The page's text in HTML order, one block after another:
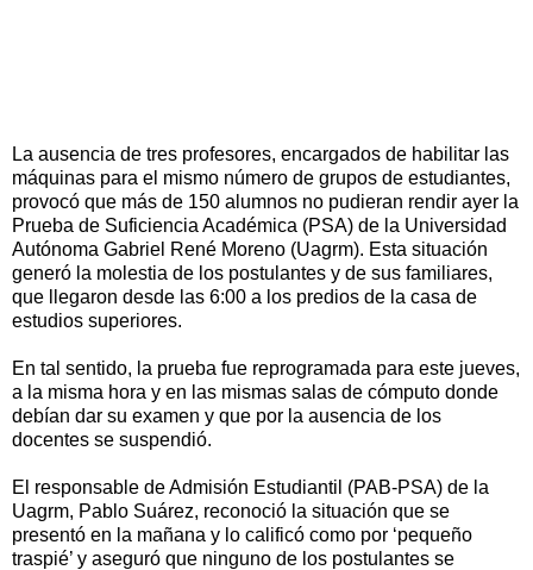
La ausencia de tres profesores, encargados de habilitar las
máquinas para el mismo número de grupos de estudiantes,
provocó que más de 150 alumnos no pudieran rendir ayer la
Prueba de Suficiencia Académica (PSA) de la Universidad
Autónoma Gabriel René Moreno (Uagrm). Esta situación
generó la molestia de los postulantes y de sus familiares,
que llegaron desde las 6:00 a los predios de la casa de
estudios superiores.
En tal sentido, la prueba fue reprogramada para este jueves,
a la misma hora y en las mismas salas de cómputo donde
debían dar su examen y que por la ausencia de los
docentes se suspendió.
El responsable de Admisión Estudiantil (PAB-PSA) de la
Uagrm, Pablo Suárez, reconoció la situación que se
presentó en la mañana y lo calificó como por ‘pequeño
traspié’ y aseguró que ninguno de los postulantes se